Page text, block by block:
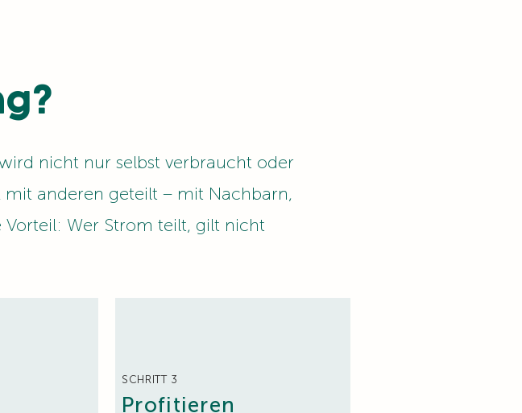
nicht nur selbst verbraucht oder
mit anderen geteilt – mit Nachbarn,
Wer Strom teilt, gilt nicht
SCHRITT 3
Profitieren